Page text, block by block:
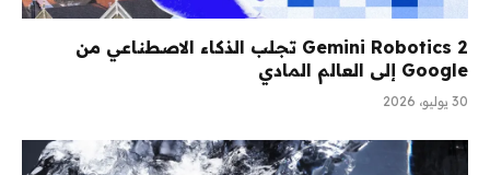
Gemini Robotics 2 تجلب الذكاء الاصطناعي من
Google إلى العالم المادي
30 يوليو، 2026